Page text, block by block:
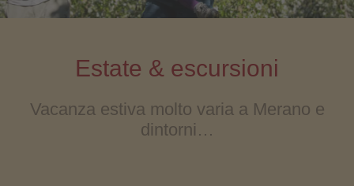
Estate & escursioni
Vacanza estiva molto varia a Merano e
dintorni…